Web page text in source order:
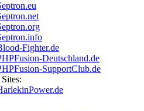
Fighter.de
Deutschland.de
SupportClub.de